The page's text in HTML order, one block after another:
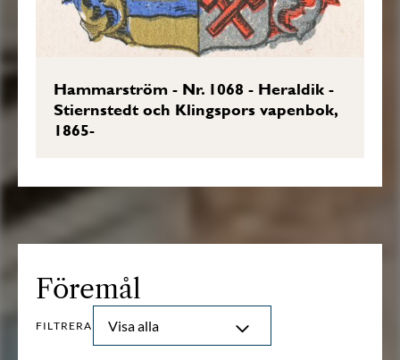
Hammarström - Nr. 1068 - Heraldik -
Stiernstedt och Klingspors vapenbok,
1865-
Föremål
FILTRERA Visa alla